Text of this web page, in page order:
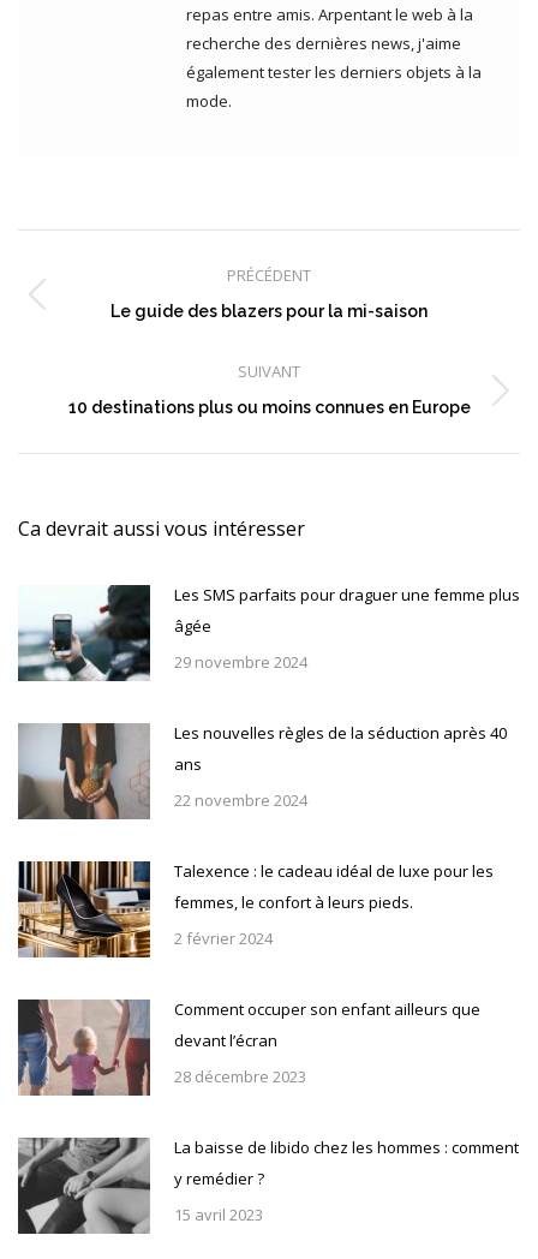
repas entre amis. Arpentant le web à la
recherche des dernières news, j'aime
également tester les derniers objets à la
mode.
article
PRÉCÉDENT
Article
:
Le guide des blazers pour la mi-saison
SUIVANT
Article
10 destinations plus ou moins connues en Europe
Ca devrait aussi vous intéresser
Les SMS parfaits pour draguer une femme plus
âgée
29 novembre 2024
Les nouvelles règles de la séduction après 40
ans
22 novembre 2024
Talexence : le cadeau idéal de luxe pour les
femmes, le confort à leurs pieds.
2 février 2024
Comment occuper son enfant ailleurs que
devant l’écran
28 décembre 2023
La baisse de libido chez les hommes : comment
y remédier ?
15 avril 2023